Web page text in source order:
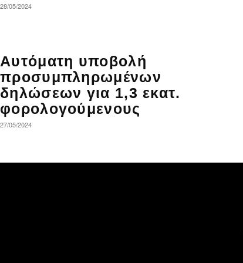
28/05/2024
Αυτόματη υποβολή
προσυμπληρωμένων
δηλώσεων για 1,3 εκατ.
φορολογούμενους
27/05/2024